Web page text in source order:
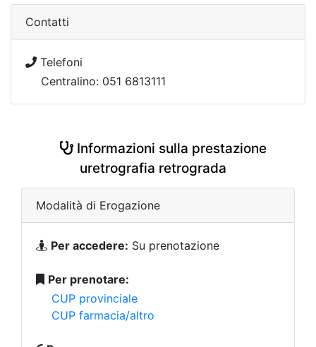
Contatti
Telefoni
Centralino: 051 6813111
Informazioni sulla prestazione
uretrografia retrograda
Modalità di Erogazione
Per accedere: Su prenotazione
Per prenotare:
CUP provinciale
CUP farmacia/altro